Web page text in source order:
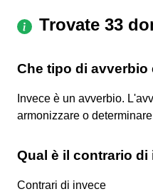
Trovate 33
Che tipo di avverbio
Invece è un avverbio.
armonizzare o
Qual è il contrario di
Contrari di invece